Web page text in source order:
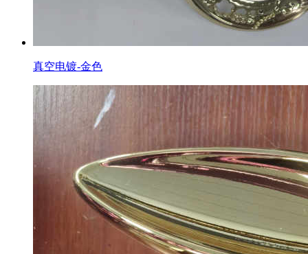
真空电镀-金色